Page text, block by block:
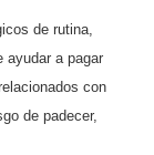
de rutina,
ayudar a pagar
con
de padecer,